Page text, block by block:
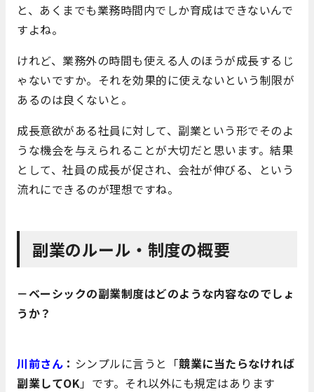
と、あくまでも業務時間内でしか育成はできないんで
すよね。
けれど、業務外の時間も使える人のほうが成長するじ
ゃないですか。それを効果的に使えないという制限が
あるのは良くないと。
成長意欲がある社員に対して、副業という形でそのよ
うな機会を与えられることが大切だと思います。結果
として、社員の成長が促され、会社が伸びる、という
流れにできるのが理想ですね。
副業のルール・制度の概要
－ベーシックの副業制度はどのような内容なのでしょ
うか？
川前さん ： シンプルに言うと「競業に当たらなければ
副業してOK」です。それ以外にも規定はあります